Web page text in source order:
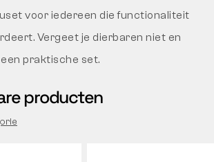
voor iedereen die functionaliteit
Vergeet je dierbaren niet en
praktische set.
producten